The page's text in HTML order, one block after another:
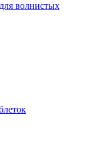
волнистых